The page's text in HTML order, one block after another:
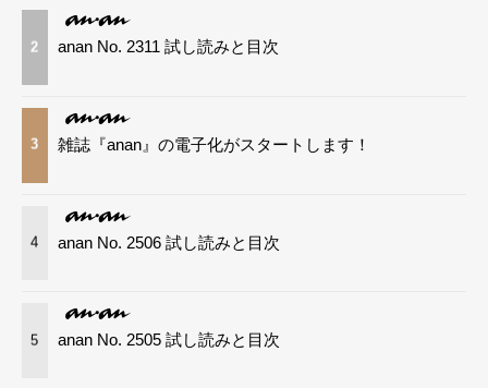
2 anan No. 2311 試し読みと目次
3 雑誌『anan』の電子化がスタートします！
4 anan No. 2506 試し読みと目次
5 anan No. 2505 試し読みと目次